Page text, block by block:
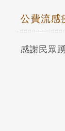
公費流感
感謝民眾